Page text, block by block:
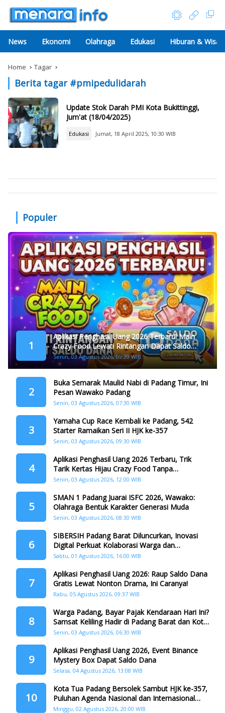
News Ekonomi Olahraga Edukasi Hiburan &
Home Tagar
Berita tagar #pmipedulidarah
Update Stok Darah PMI Kota Bukittinggi,
Jum'at (18/04/2025)
Edukasi Jumat, 18 April 2025, 10:30 WIB
Populer
1
Aplikasi Penghasil Uang 2026 Terbaru! Main
Crazy Food Lewati Rintangan Dapat Saldo
Dana
Senin, 03 Agustus 2026, 09:39 WIB
2
Buka Semarak Maulid Nabi di Padang Timur, Ini
Pesan Wawako Padang
Senin, 03 Agustus 2026, 07:30 WIB
3
Yamaha Cup Race Kembali ke Padang, 542
Starter Ramaikan Seri II HJK ke-357
Senin, 03 Agustus 2026, 09:30 WIB
4
Aplikasi Penghasil Uang 2026 Terbaru, Trik
Tarik Kertas Hijau Crazy Food Tanpa
Penggandaan
Senin, 03 Agustus 2026, 12:00 WIB
5
SMAN 1 Padang Juarai ISFC 2026, Wawako:
Olahraga Bentuk Karakter Generasi Muda
Senin, 03 Agustus 2026, 08:30 WIB
6
SIBERSIH Padang Barat Diluncurkan, Inovasi
Digital Perkuat Kolaborasi Warga dan
Pemerintah Atasi Persampahan
Sabtu, 01 Agustus 2026, 16:00 WIB
7
Aplikasi Penghasil Uang 2026: Raup Saldo Dana
Gratis Lewat Nonton Drama, Ini Caranya!
Rabu, 05 Agustus 2026, 09:37 WIB
8
Warga Padang, Bayar Pajak Kendaraan Hari Ini?
Samsat Keliling Hadir di Padang Barat dan Koto
Tangah
Senin, 03 Agustus 2026, 06:30 WIB
9
Aplikasi Penghasil Uang 2026, Event Binance
Mystery Box Dapat Saldo Dana
Selasa, 04 Agustus 2026, 13:08 WIB
10
Kota Tua Padang Bersolek Sambut HJK ke-357,
Puluhan Agenda Nasional dan Internasional
Siap Digelar
Minggu, 02 Agustus 2026, 20:00 WIB